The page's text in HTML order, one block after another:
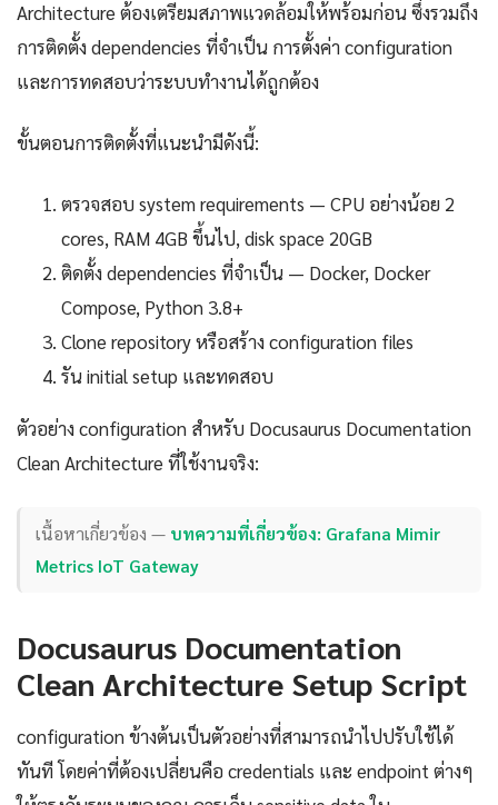
Architecture ต้องเตรียมสภาพแวดล้อมให้พร้อมก่อน ซึ่งรวมถึง
การติดตั้ง dependencies ที่จำเป็น การตั้งค่า configuration
และการทดสอบว่าระบบทำงานได้ถูกต้อง
ขั้นตอนการติดตั้งที่แนะนำมีดังนี้:
ตรวจสอบ system requirements — CPU อย่างน้อย 2
cores, RAM 4GB ขึ้นไป, disk space 20GB
ติดตั้ง dependencies ที่จำเป็น — Docker, Docker
Compose, Python 3.8+
Clone repository หรือสร้าง configuration files
รัน initial setup และทดสอบ
ตัวอย่าง configuration สำหรับ Docusaurus Documentation
Clean Architecture ที่ใช้งานจริง:
เนื้อหาเกี่ยวข้อง — บทความที่เกี่ยวข้อง: Grafana Mimir
Metrics IoT Gateway
Docusaurus Documentation
Clean Architecture Setup Script
configuration ข้างต้นเป็นตัวอย่างที่สามารถนำไปปรับใช้ได้
ทันที โดยค่าที่ต้องเปลี่ยนคือ credentials และ endpoint ต่างๆ